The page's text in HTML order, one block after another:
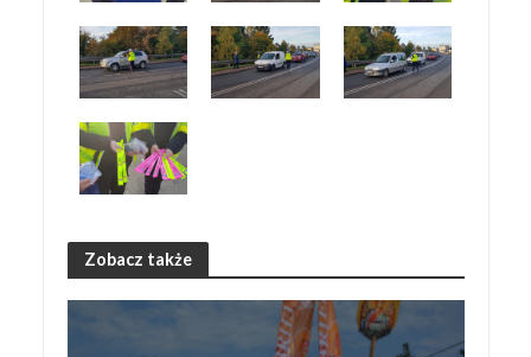
Zobacz także